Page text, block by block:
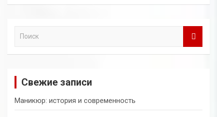
Свежие записи
Маникюр: история и современность